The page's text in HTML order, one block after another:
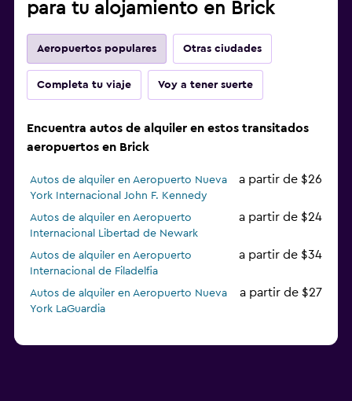
para tu alojamiento en Brick
Aeropuertos populares Otras ciudades
Completa tu viaje Voy a tener suerte
Encuentra autos de alquiler en estos transitados
aeropuertos en Brick
Autos de alquiler en Aeropuerto Nueva
York Internacional John F. Kennedy
a partir de $26
Autos de alquiler en Aeropuerto
Internacional Libertad de Newark
a partir de $24
Autos de alquiler en Aeropuerto
Internacional de Filadelfia
a partir de $34
Autos de alquiler en Aeropuerto Nueva
York LaGuardia
a partir de $27